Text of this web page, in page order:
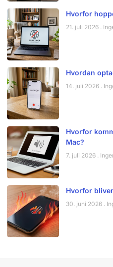
Hvorfor
21. juli 2026
Hvordan
14. juli 2026
Hvorfor
Mac?
7. juli 2026
Hvorfor
30. juni 2026